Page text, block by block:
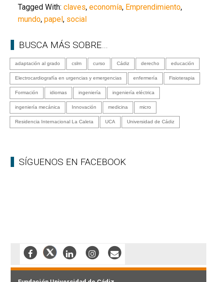
Tagged With:claves,economía, Emprendimiento,
mundo,papel, social
BUSCA MÁS SOBRE…
adaptación al grado cslm curso Cádiz derecho educación
Electrocardiografía en urgencias y emergencias enfermería Fisioterapia
Formación idiomas ingeniería ingeniería eléctrica
ingeniería mecánica Innovación medicina micro
Residencia Internacional La Caleta UCA Universidad de Cádiz
SÍGUENOS EN FACEBOOK